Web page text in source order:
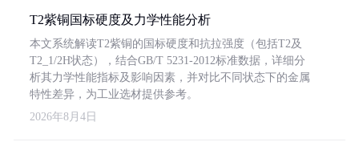
T2紫铜国标硬度及力学性能分析
本文系统解读T2紫铜的国标硬度和抗拉强度（包括T2及
T2_1/2H状态），结合GB/T 5231-2012标准数据，详细分
析其力学性能指标及影响因素，并对比不同状态下的金属
特性差异，为工业选材提供参考。
2026年8月4日